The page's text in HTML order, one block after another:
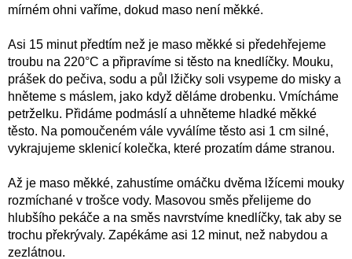
mírném ohni vaříme, dokud maso není měkké.
Asi 15 minut předtím než je maso měkké si předehřejeme
troubu na 220°C a připravíme si těsto na knedlíčky. Mouku,
prášek do pečiva, sodu a půl lžičky soli vsypeme do misky a
hněteme s máslem, jako když děláme drobenku. Vmícháme
petrželku. Přidáme podmáslí a uhněteme hladké měkké
těsto. Na pomoučeném vále vyválíme těsto asi 1 cm silné,
vykrajujeme sklenicí kolečka, které prozatím dáme stranou.
Až je maso měkké, zahustíme omáčku dvěma lžícemi mouky
rozmíchané v trošce vody. Masovou směs přelijeme do
hlubšího pekáče a na směs navrstvíme knedlíčky, tak aby se
trochu překrývaly. Zapékáme asi 12 minut, než nabydou a
zezlátnou.